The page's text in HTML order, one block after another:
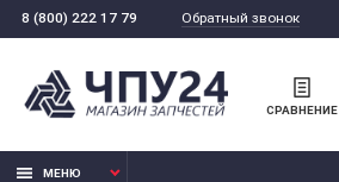
8 (800) 222 17 79 Обратный звонок
СРАВНЕНИЕ
МЕНЮ